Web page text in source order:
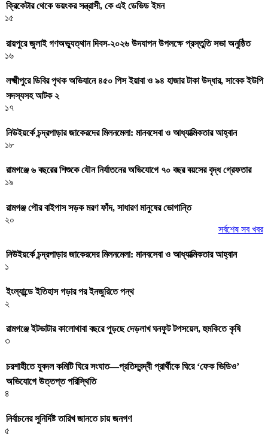
ক্রিকেটার থেকে ভয়ংকর সন্ত্রাসী, কে এই ডেভিড ইমন
১৫
রায়পুরে জুলাই গণঅভ্যুত্থান দিবস-২০২৬ উদযাপন উপলক্ষে প্রস্তুতি সভা অনুষ্ঠিত
১৬
লক্ষ্মীপুরে ডিবির পৃথক অভিযানে ৪৫০ পিস ইয়াবা ও ৯৪ হাজার টাকা উদ্ধার, সাবেক ইউপি
সদস্যসহ আটক ২
১৭
নিউইয়র্কে চন্দ্রপাড়ার জাকেরদের মিলনমেলা: মানবসেবা ও আধ্যাত্মিকতার আহ্বান
১৮
রামগঞ্জে ৬ বছরের শিশুকে যৌন নির্যাতনের অভিযোগে ৭০ বছর বয়সের বৃদ্ধ গ্রেফতার
১৯
রামগঞ্জ পৌর বাইপাস সড়ক মরণ ফাঁদ, সাধারণ মানুষের ভোগান্তি
২০
সর্বশেষ সব খবর
নিউইয়র্কে চন্দ্রপাড়ার জাকেরদের মিলনমেলা: মানবসেবা ও আধ্যাত্মিকতার আহ্বান
১
ইংল্যান্ডে ইতিহাস গড়ার পর ইনজুরিতে পন্থ
২
রামগঞ্জে ইটভাটার কালোথাবা বছরে পুড়ছে দেড়লাখ ঘনফুট টপসয়েল, হুমকিতে কৃষি
৩
চরশাহীতে যুবদল কমিটি ঘিরে সংঘাত—প্রতিদ্বন্দ্বী প্রার্থীকে ঘিরে ‘ফেক ভিডিও’
অভিযোগে উত্তপ্ত পরিস্থিতি
৪
নির্বাচনের সুনির্দিষ্ট তারিখ জানতে চায় জনগণ
৫